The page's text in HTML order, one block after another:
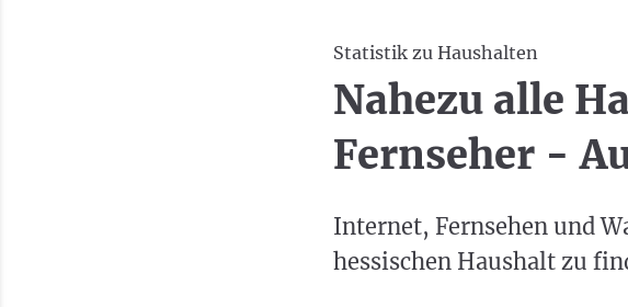
Statistik zu Haushalten
Nahezu alle
Fernseher -
Internet, Fernsehen und
hessischen Haushalt zu